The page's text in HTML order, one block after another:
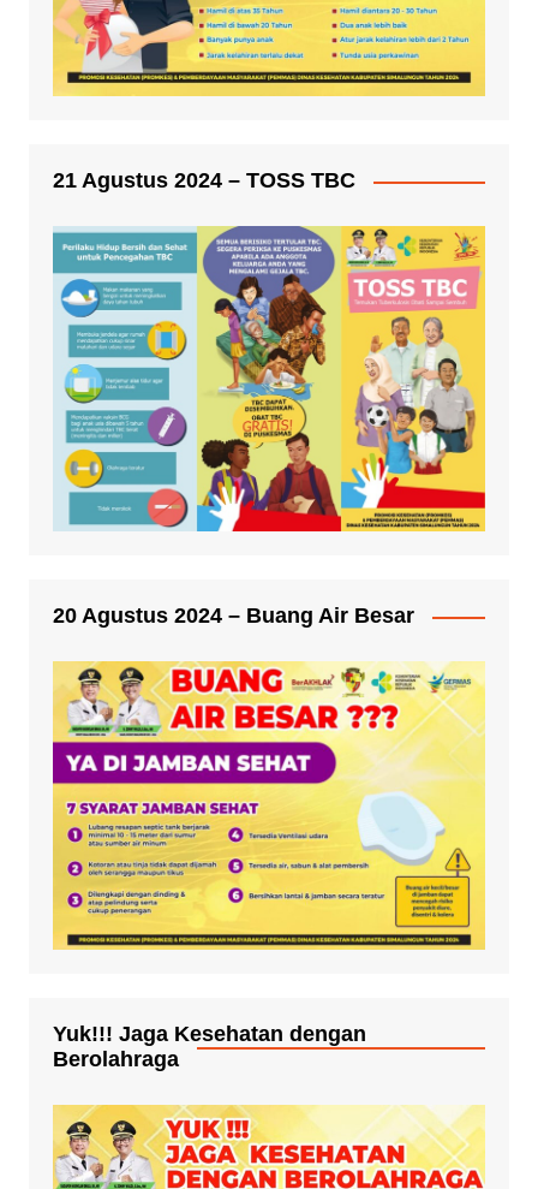
21 Agustus 2024 – TOSS TBC
20 Agustus 2024 – Buang Air Besar
Yuk!!! Jaga Kesehatan dengan
Berolahraga